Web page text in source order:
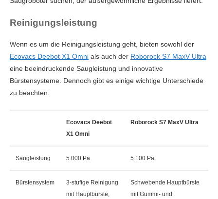
Reinigungsleistung
Wenn es um die Reinigungsleistung geht, bieten sowohl der
Ecovacs Deebot X1 Omni als auch der Roborock S7 MaxV Ultra
eine beeindruckende Saugleistung und innovative
Bürstensysteme. Dennoch gibt es einige wichtige Unterschiede
zu beachten.
Ecovacs Deebot
X1 Omni
Roborock S7 MaxV Ultra
Saugleistung 5.000 Pa 5.100 Pa
Bürstensystem
3-stufige Reinigung
mit Hauptbürste,
Schwebende Hauptbürste
mit Gummi- und